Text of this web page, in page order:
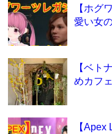
【ホグ
愛い女
【ベト
めカフ
【